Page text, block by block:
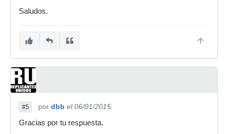
Saludos.
#5 por dbb el 06/01/2015
Gracias por tu respuesta.